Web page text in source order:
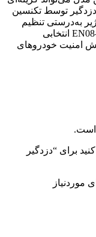
توسط تکنسین
به‌درستی تنظیم
گردد. در مجموع، دزدگیر خودرو مدل EN08-EN07 انتخابی
امنیت خودروهای
است.
برای “دزدگیر
موردنیاز